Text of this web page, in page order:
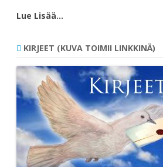
Lue Lisää…
KIRJEET (KUVA TOIMII LINKKINÄ)